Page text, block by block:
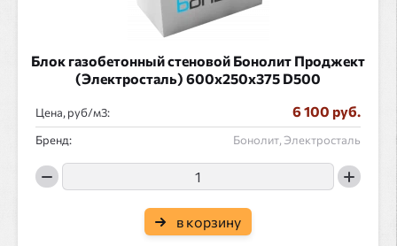
Блок газобетонный стеновой Бонолит Проджект
(Электросталь) 600x250x375 D500
Цена, руб/ : 6 100 руб.
Бренд: Бонолит, Электросталь
в корзину